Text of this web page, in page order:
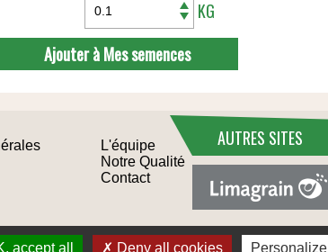
KG
Ajouter à Mes semences
L'équipe
Notre Qualité
Contact
AUTRES SITES
accept all Deny all cookies Personalize